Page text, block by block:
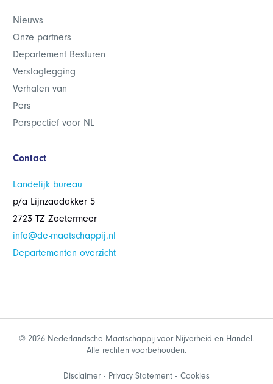
Nieuws
Onze partners
Departement Besturen
Verslaglegging
Verhalen van
Pers
Perspectief voor NL
Contact
Landelijk bureau
p/a Lijnzaadakker 5
2723 TZ Zoetermeer
info@de-maatschappij.nl
Departementen overzicht
© 2026 Nederlandsche Maatschappij voor Nijverheid en Handel.
Alle rechten voorbehouden.
Disclaimer Privacy Statement Cookies